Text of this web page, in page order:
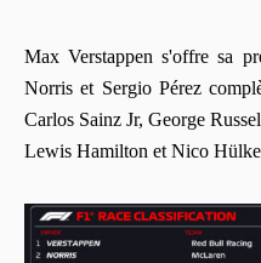
Max Verstappen s'offre sa
Norris et Sergio Pérez
Carlos Sainz Jr, George
Lewis Hamilton et Nico